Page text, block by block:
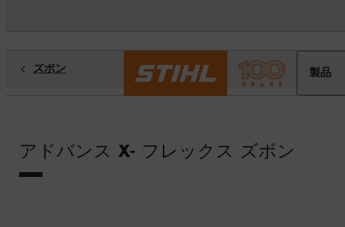
製品
ズボン
アドバンス X- フレックス ズボン